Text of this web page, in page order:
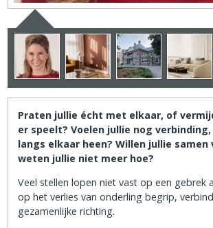
Praten jullie écht met elkaar, of
er speelt? Voelen jullie nog
langs elkaar heen? Willen jullie samen
weten jullie niet meer hoe?
Veel stellen lopen niet vast op een gebrek
op het verlies van onderling begrip,
gezamenlijke richting.